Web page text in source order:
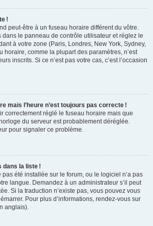
!
peut-être à un fuseau horaire différent du vôtre.
dans le panneau de contrôle utilisateur et réglez le
à votre zone (Paris, Londres, New York, Sydney,
horaire, comme la plupart des paramètres, n’est
inscrits. Si ce n’est pas votre cas, c’est l’occasion
mais l’heure n’est toujours pas correcte !
correctement réglé le fuseau horaire mais que
du serveur est probablement déréglée.
pour signaler ce problème.
dans la liste !
pas été installée sur le forum, ou le logiciel n’a pas
langue. Demandez à un administrateur s’il peut
Si la traduction n’existe pas, vous pouvez vous
Pour plus d’informations, rendez-vous sur
anglais).